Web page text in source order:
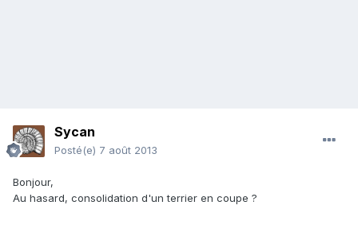
Sycan
Posté(e) 7 août 2013
Bonjour,
Au hasard, consolidation d'un terrier en coupe ?